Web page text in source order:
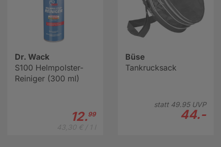
Dr. Wack
S100 Helmpolster-
Reiniger (300 ml)
12.99
Büse
Tankrucksack
statt 49.95UVP
44.-